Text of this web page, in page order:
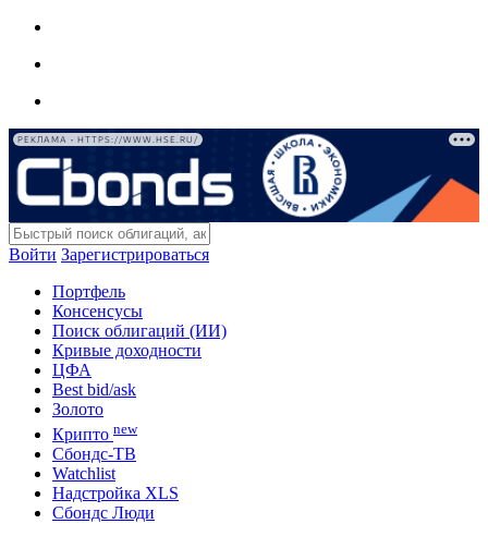
РЕКЛАМА • HTTPS://WWW.HSE.RU/
Войти Зарегистрироваться
Портфель
Консенсусы
Поиск облигаций (ИИ)
Кривые доходности
ЦФА
Best bid/ask
Золото
Крипто new
Сбондс-ТВ
Watchlist
Надстройка XLS
Сбондс Люди